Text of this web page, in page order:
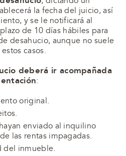
la fecha del juicio, así
y se le notificará al
de 10 días hábiles para
desahucio, aunque no suele
casos.
deberá ir acompañada
:
original.
enviado al inquilino
las rentas impagadas.
del inmueble.